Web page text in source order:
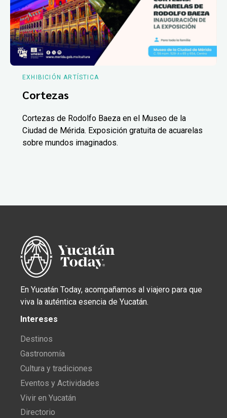
EXHIBICIÓN ARTÍSTICA
Cortezas
Cortezas de Rodolfo Baeza en el Museo de la
Ciudad de Mérida. Exposición gratuita de acuarelas
sobre mundos imaginados.
En Yucatán Today, acompañamos al viajero para que
viva la auténtica esencia de Yucatán.
Intereses
Destinos
Gastronomía
Cultura y tradiciones
Eventos y Actividades
Vivir en Yucatán
Directorio